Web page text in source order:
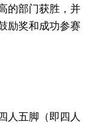
的部门获胜，并
励奖和成功参赛
五脚（即四人